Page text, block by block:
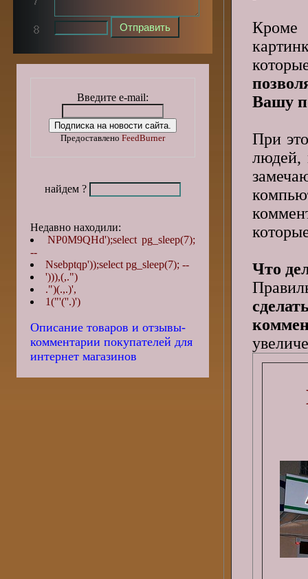
Вашу
При
людей,
Что
Введите e-mail:
Предоставлено FeedBurner
найдем ?
Недавно находили:
NP0M9QHd');select pg_sleep(7);
--
Nsebptqp'));select pg_sleep(7); --
'))),(,.")
.")(.,.)',
1("'(''.)')
Описание товаров и отзывы-
комментарии покупателей для
интернет магазинов